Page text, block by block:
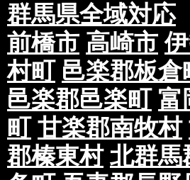
群馬県全域対応
前橋市 高崎市
村町 邑楽郡板倉
邑楽郡邑楽町 富
町 甘楽郡南牧村
郡榛東村 北群馬